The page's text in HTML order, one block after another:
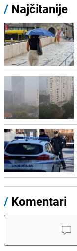
/ Najčitanije
/ Komentari